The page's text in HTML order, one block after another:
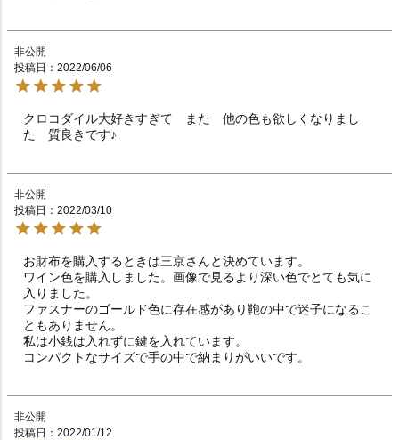
非公開
投稿日
2022/06/06
クロコダイル大好きすぎて　また　他の色も欲しくなりまし
た　質良きです♪
非公開
投稿日
2022/03/10
お財布を購入するときは三京さんと決めています。
ワイン色を購入しました。画像で見るより深い色でとても気に
入りました。
ファスナーのゴールド色に存在感があり鞄の中で迷子になるこ
ともありません。
私は小銭は入れずに鍵を入れています。
コンパクトなサイズで手の中で納まりがいいです。
非公開
投稿日
2022/01/12